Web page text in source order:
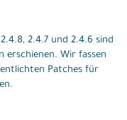
2.4.7 und 2.4.6 sind
erschienen. Wir fassen
Patches für